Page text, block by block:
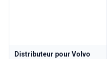
Distributeur pour Volvo